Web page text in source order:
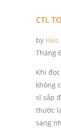
CTL
by Hao
Tháng
Khi
không
sĩ sắp
thước
sang